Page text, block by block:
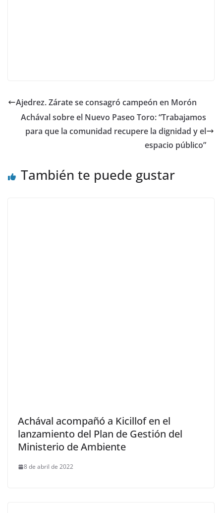
Ajedrez. Zárate se consagró campeón en Morón
Achával sobre el Nuevo Paseo Toro: “Trabajamos
para que la comunidad recupere la dignidad y el
espacio público”
También te puede gustar
Achával acompañó a Kicillof en el
lanzamiento del Plan de Gestión del
Ministerio de Ambiente
8 de abril de 2022